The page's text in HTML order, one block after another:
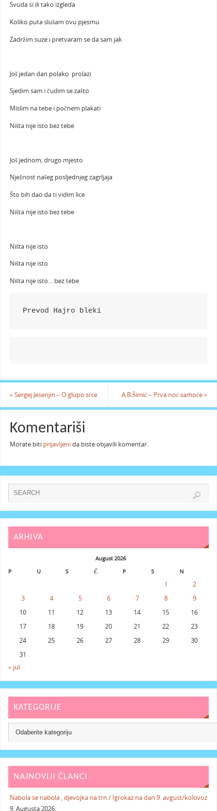
Svuda si ili tako izgleda
Koliko puta slušam ovu pjesmu
Zadržim suze i pretvaram se da sam jak
Još jedan dan polako prolazi
Sjedim sam i čudim se zašto
Mislim na tebe i počnem plakati
Ništa nije isto bez tebe
Još jednom, drugo mjesto
Nježnost našeg posljednjeg zagrljaja
Što bih dao da ti vidim lice
Ništa nije isto bez tebe
Ništa nije isto
Ništa nije isto
Ništa nije isto… bez tebe
Prevod Hajro bleki
« Sergej Jesenjin – O glupo srce A.B.Šimić – Prva noć samoće»
Komentariši
Morate biti prijavljenida biste objavili komentar.
ARHIVA
August 2026
P
U S Č P S N
1
2
3
4 5 6 7 8
9
10
11 12 13 14 15
16
17
18 19 20 21 22
23
24
25 26 27 28 29
30
31
« jul
KATEGORIJE
NAJNOVIJI ČLANCI
Nabola se nabola , djevojka na trn / Igrokaz na dan 9. avgust/kolovoz
9. Augusta 2026.